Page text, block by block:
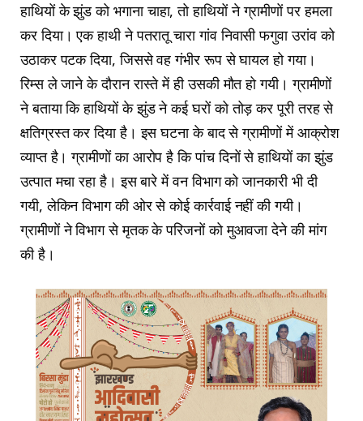
हाथियों के झुंड को भगाना चाहा, तो हाथियों ने ग्रामीणों पर हमला
कर दिया। एक हाथी ने पतरातू चारा गांव निवासी फगुवा उरांव को
उठाकर पटक दिया, जिससे वह गंभीर रूप से घायल हो गया।
रिम्स ले जाने के दौरान रास्ते में ही उसकी मौत हो गयी। ग्रामीणों
ने बताया कि हाथियों के झुंड ने कई घरों को तोड़ कर पूरी तरह से
क्षतिग्रस्त कर दिया है। इस घटना के बाद से ग्रामीणों में आक्रोश
व्याप्त है। ग्रामीणों का आरोप है कि पांच दिनों से हाथियों का झुंड
उत्पात मचा रहा है। इस बारे में वन विभाग को जानकारी भी दी
गयी, लेकिन विभाग की ओर से कोई कार्रवाई नहीं की गयी।
ग्रामीणों ने विभाग से मृतक के परिजनों को मुआवजा देने की मांग
की है।